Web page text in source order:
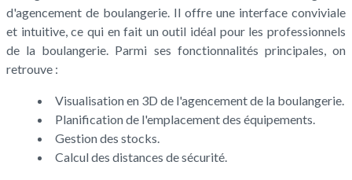
d'agencement de boulangerie. Il offre une interface conviviale
et intuitive, ce qui en fait un outil idéal pour les professionnels
de la boulangerie. Parmi ses fonctionnalités principales, on
retrouve :
Visualisation en 3D de l'agencement de la boulangerie.
Planification de l'emplacement des équipements.
Gestion des stocks.
Calcul des distances de sécurité.